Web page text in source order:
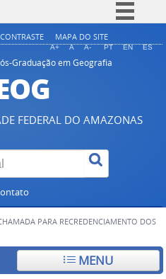
Simplifique!
Comunica BR
Acesso à informação
Legislação
Canais
MAPA DO SITE
A+ A A- PT EN ES
Graduação em Geografia
FEDERAL DO AMAZONAS
PARA RECREDENCIAMENTO DOS
MENU